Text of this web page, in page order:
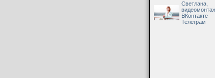
Светлана,
ВКонтакте
Телеграм